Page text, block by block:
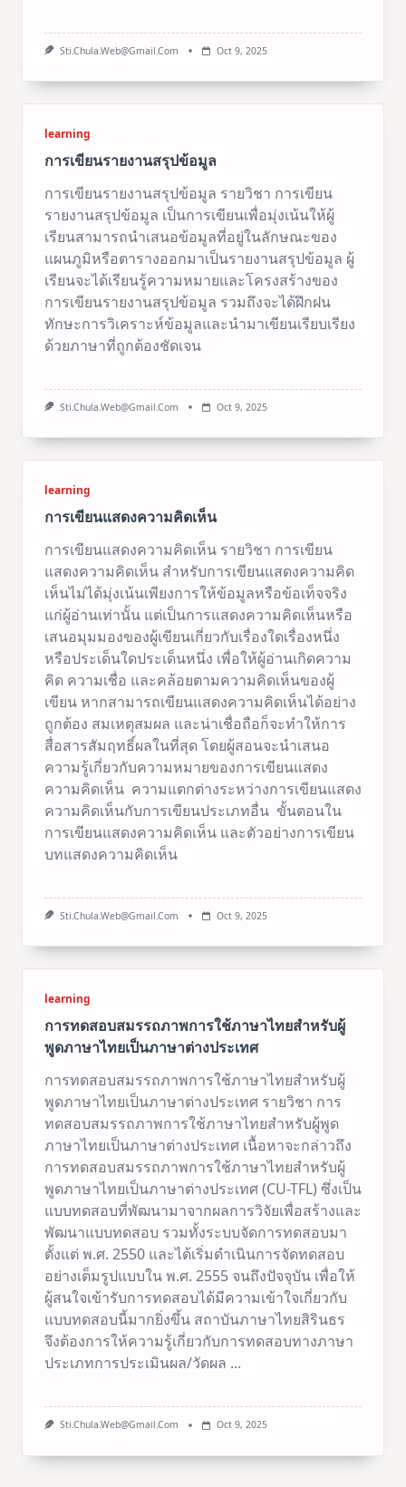
Sti.chula.web@gmail.com Oct 9, 2025
learning
การเขียนรายงานสรุปข้อมูล
การเขียนรายงานสรุปข้อมูล รายวิชา การเขียน
รายงานสรุปข้อมูล เป็นการเขียนเพื่อมุ่งเน้นให้ผู้
เรียนสามารถนำเสนอข้อมูลที่อยู่ในลักษณะของ
แผนภูมิหรือตารางออกมาเป็นรายงานสรุปข้อมูล ผู้
เรียนจะได้เรียนรู้ความหมายและโครงสร้างของ
การเขียนรายงานสรุปข้อมูล รวมถึงจะได้ฝึกฝน
ทักษะการวิเคราะห์ข้อมูลและนำมาเขียนเรียบเรียง
ด้วยภาษาที่ถูกต้องชัดเจน
Sti.chula.web@gmail.com Oct 9, 2025
learning
การเขียนแสดงความคิดเห็น
การเขียนแสดงความคิดเห็น รายวิชา การเขียน
แสดงความคิดเห็น สำหรับการเขียนแสดงความคิด
เห็นไม่ได้มุ่งเน้นเพียงการให้ข้อมูลหรือข้อเท็จจริง
แก่ผู้อ่านเท่านั้น แต่เป็นการแสดงความคิดเห็นหรือ
เสนอมุมมองของผู้เขียนเกี่ยวกับเรื่องใดเรื่องหนึ่ง
หรือประเด็นใดประเด็นหนึ่ง เพื่อให้ผู้อ่านเกิดความ
คิด ความเชื่อ และคล้อยตามความคิดเห็นของผู้
เขียน หากสามารถเขียนแสดงความคิดเห็นได้อย่าง
ถูกต้อง สมเหตุสมผล และน่าเชื่อถือก็จะทำให้การ
สื่อสารสัมฤทธิ์ผลในที่สุด โดยผู้สอนจะนำเสนอ
ความรู้เกี่ยวกับความหมายของการเขียนแสดง
ความคิดเห็น ความแตกต่างระหว่างการเขียนแสดง
ความคิดเห็นกับการเขียนประเภทอื่น ขั้นตอนใน
การเขียนแสดงความคิดเห็น และตัวอย่างการเขียน
บทแสดงความคิดเห็น
Sti.chula.web@gmail.com Oct 9, 2025
learning
การทดสอบสมรรถภาพการใช้ภาษาไทยสำหรับผู้
พูดภาษาไทยเป็นภาษาต่างประเทศ
การทดสอบสมรรถภาพการใช้ภาษาไทยสำหรับผู้
พูดภาษาไทยเป็นภาษาต่างประเทศ รายวิชา การ
ทดสอบสมรรถภาพการใช้ภาษาไทยสำหรับผู้พูด
ภาษาไทยเป็นภาษาต่างประเทศ เนื้อหาจะกล่าวถึง
การทดสอบสมรรถภาพการใช้ภาษาไทยสำหรับผู้
พูดภาษาไทยเป็นภาษาต่างประเทศ (CU-TFL) ซึ่งเป็น
แบบทดสอบที่พัฒนามาจากผลการวิจัยเพื่อสร้างและ
พัฒนาแบบทดสอบ รวมทั้งระบบจัดการทดสอบมา
ตั้งแต่ พ.ศ. 2550 และได้เริ่มดำเนินการจัดทดสอบ
อย่างเต็มรูปแบบใน พ.ศ. 2555 จนถึงปัจจุบัน เพื่อให้
ผู้สนใจเข้ารับการทดสอบได้มีความเข้าใจเกี่ยวกับ
แบบทดสอบนี้มากยิ่งขึ้น สถาบันภาษาไทยสิรินธร
จึงต้องการให้ความรู้เกี่ยวกับการทดสอบทางภาษา
ประเภทการประเมินผล/วัดผล ...
Sti.chula.web@gmail.com Oct 9, 2025